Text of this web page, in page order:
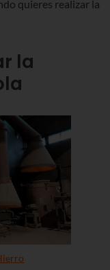
quieres realizar la
la